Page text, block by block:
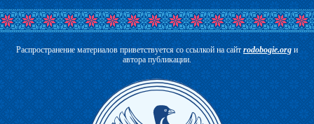
Распространение материалов приветствуется со ссылкой на сайтrodobogie.org и
автора публикации.